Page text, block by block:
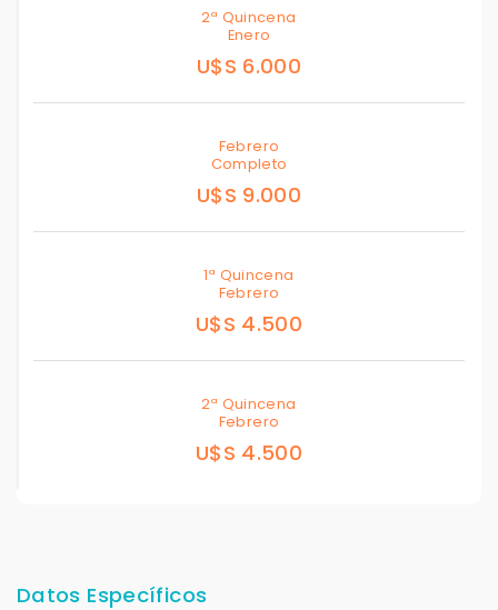
2ª Quincena
Enero
U$S 6.000
Febrero
Completo
U$S 9.000
1ª Quincena
Febrero
U$S 4.500
2ª Quincena
Febrero
U$S 4.500
Datos Específicos